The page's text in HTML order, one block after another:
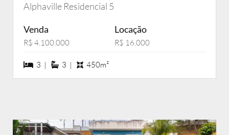
Alphaville Residencial 5
Venda
R$ 4.100.000
Locação
R$ 16.000
3 dormiórios
3 | 3 suítes
3 | 450m²